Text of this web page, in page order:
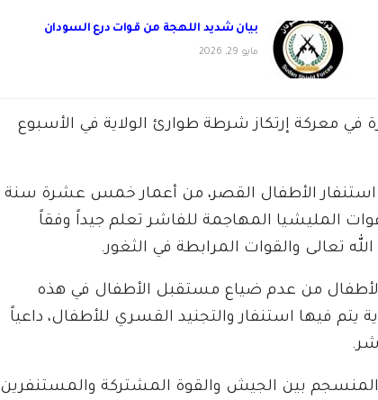
بيان شديد اللهجة من قوات درع السودان
مايو 29, 2026
في معركة إرتكاز شرطة طوارئ الولاية في الأسبوع
استنفار الأطفال القصر، من أعمار خمس عشرة سنة
المليشيا المهاجمة للفاشر تعلم جيداً وفقاً
تعالى والقوات المرابطة في الثغور.
الأطفال من عدم ضياع مستقبل الأطفال في هذه
فيها استنفار والتجنيد القسري للأطفال، داعياً
بين الجيش والقوة المشتركة والمستنفرين